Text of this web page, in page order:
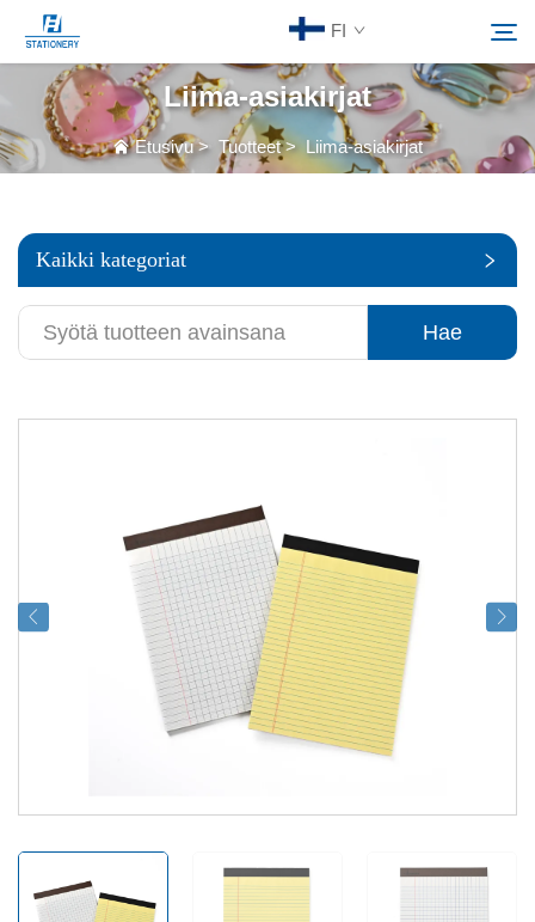
FI
Tuotteet
Räätälöidyt ratkaisut
Resurssit
Hae
Liima-asiakirjat
Etusivu> Tuotteet>Liima-asiakirjat
Kaikki kategoriat
Hae